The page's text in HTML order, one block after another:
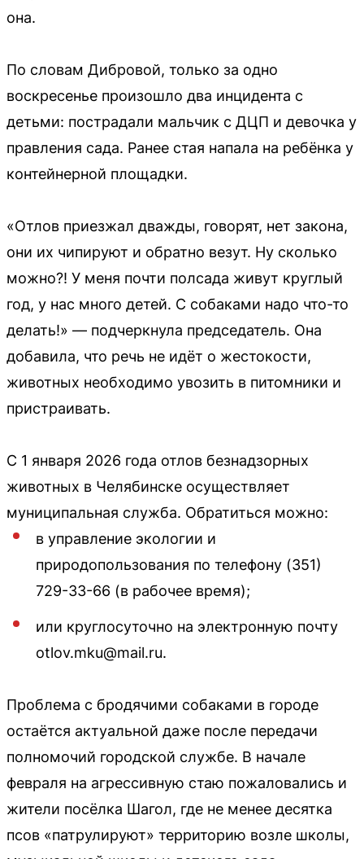
она.
По словам Дибровой, только за одно
воскресенье произошло два инцидента с
детьми: пострадали мальчик с ДЦП и девочка у
правления сада. Ранее стая напала на ребёнка у
контейнерной площадки.
«Отлов приезжал дважды, говорят, нет закона,
они их чипируют и обратно везут. Ну сколько
можно?! У меня почти полсада живут круглый
год, у нас много детей. С собаками надо что-то
делать!» — подчеркнула председатель. Она
добавила, что речь не идёт о жестокости,
животных необходимо увозить в питомники и
пристраивать.
С 1 января 2026 года отлов безнадзорных
животных в Челябинске осуществляет
муниципальная служба. Обратиться можно:
в управление экологии и
природопользования по телефону (351)
729-33-66 (в рабочее время);
или круглосуточно на электронную почту
otlov.mku@mail.ru.
Проблема с бродячими собаками в городе
остаётся актуальной даже после передачи
полномочий городской службе. В начале
февраля на агрессивную стаю пожаловались и
жители посёлка Шагол, где не менее десятка
псов «патрулируют» территорию возле школы,